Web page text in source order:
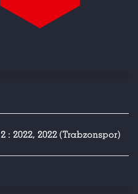
2 : 2022, 2022 (Trabzonspor)